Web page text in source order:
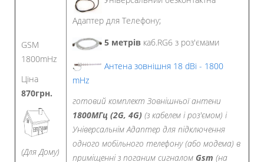
GSM
1800mHz
Ціна
870грн.
(Для Дому)
Адаптер для Телефону;
5 метрів каб.RG6 з роз'ємами
Антена зовнішня 18 dBi - 1800
mHz
готовий комплект Зовнішньої антени
1800МГц (2G, 4G) (з кабелем і роз'ємом) і
Універсальнім Адаптер для підключення
одного мобільного телефону (або модема) в
приміщенні з поганим сигналом Gsm (на